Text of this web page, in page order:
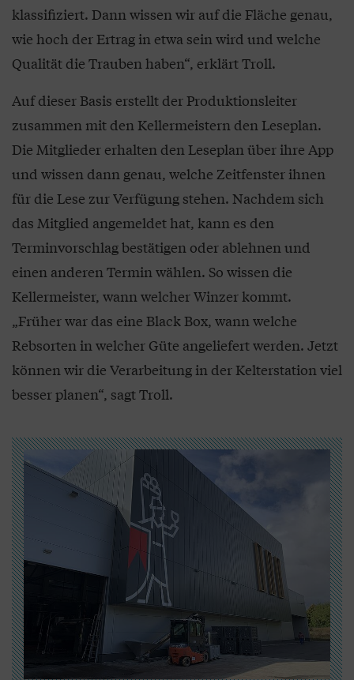
klassifiziert. Dann wissen wir auf die Fläche genau,
wie hoch der Ertrag in etwa sein wird und welche
Qualität die Trauben haben“, erklärt Troll.
Auf dieser Basis erstellt der Produktionsleiter
zusammen mit den Kellermeistern den Leseplan.
Die Mitglieder erhalten den Leseplan über ihre App
und wissen dann genau, welche Zeitfenster ihnen
für die Lese zur Verfügung stehen. Nachdem sich
das Mitglied angemeldet hat, kann es den
Terminvorschlag bestätigen oder ablehnen und
einen anderen Termin wählen. So wissen die
Kellermeister, wann welcher Winzer kommt.
„Früher war das eine Black Box, wann welche
Rebsorten in welcher Güte angeliefert werden. Jetzt
können wir die Verarbeitung in der Kelterstation viel
besser planen“, sagt Troll.